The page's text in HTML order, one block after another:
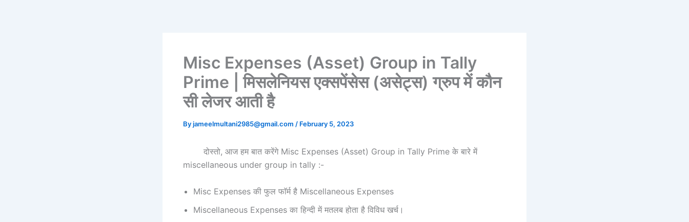
Misc Expenses (Asset) Group in Tally
Prime | मिसलेनियस एक्सपेंसेस (असेट्स) ग्रुप में कौन
सी लेजर आती है
Byjameelmultani2985@gmail.com / February 5, 2023
दोस्तो, आज हम बात करेंगे Misc Expenses (Asset) Group in Tally Prime के बारे में
miscellaneous under group in tally :-
Misc Expenses की फुल फाॅर्म है Miscellaneous Expenses
Miscellaneous Expenses का हिन्दी में मतलब होता है विविध खर्च।